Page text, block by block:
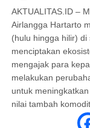
AKTUALITAS.ID –
Airlangga Hartarto
(hulu hingga hilir)
menciptakan
mengajak para
melakukan
untuk
nilai tambah